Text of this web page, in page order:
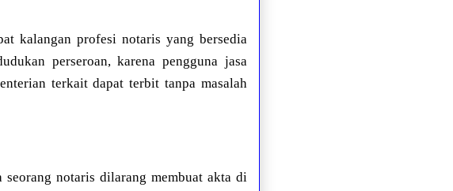
kalangan profesi notaris yang bersedia
perseroan, karena pengguna jasa
terkait dapat terbit tanpa masalah
seorang notaris dilarang membuat akta di